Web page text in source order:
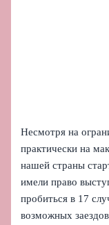
Несмотря на
практически на
нашей страны
имели право
пробиться в 17
возможных